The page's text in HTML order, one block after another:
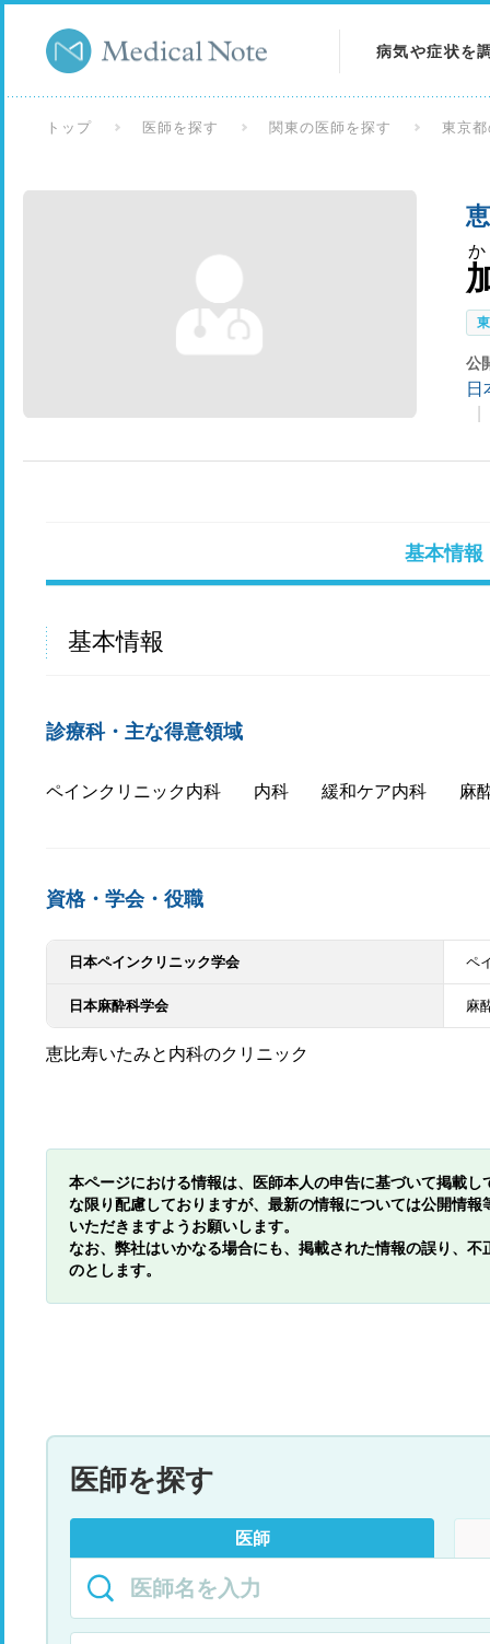
病気や症状を
検査を調べる
トップ 医師を探す 関東の医師を探す 東京
公
日
基本情報
基本情報
診療科・主な得意領域
ペインクリニック内科 内科 緩和ケア内科 麻
資格・学会・役職
日本ペインクリニック学会 ペ
日本麻酔科学会 麻
恵比寿いたみと内科のクリニック
本ページにおける情報は、医師本人の申告に基づいて掲載
な限り配慮しておりますが、最新の情報については公開情
いただきますようお願いします。
なお、弊社はいかなる場合にも、掲載された情報の誤り、
のとします。
医師を探す
医師